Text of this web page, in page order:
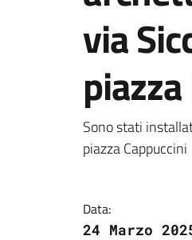
via
Sono stati
piazza Cappuccini
Data:
24 Marzo